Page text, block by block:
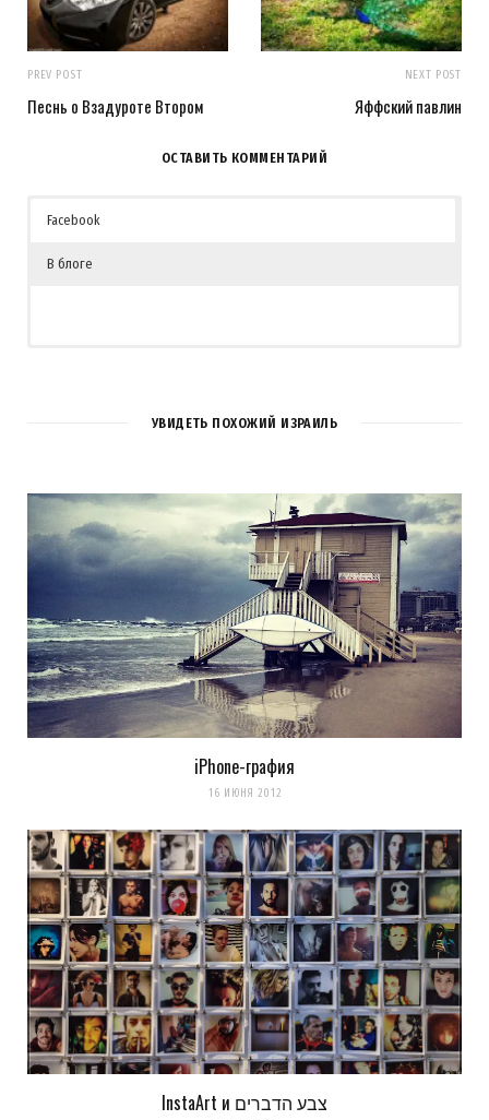
PREV POST
Песнь о Взадуроте Втором
NEXT POST
Яффский павлин
ОСТАВИТЬ КОММЕНТАРИЙ
Facebook
В блоге
Сохранить моё имя, email и адрес сайта в этом браузере для
Уведомить меня о новых комментариях по email.
Уведомлять меня о новых записях почтой.
Оповещать о новых
комментариях. А можно простоподписаться на комментарии
УВИДЕТЬ ПОХОЖИЙ ИЗРАИЛЬ
iPhone-графия
16 ИЮНЯ 2012
InstaArt и צבע הדברים